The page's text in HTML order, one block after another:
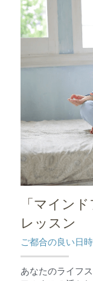
「マイン
レッスン
ご都合の良い日
あなたのライフ